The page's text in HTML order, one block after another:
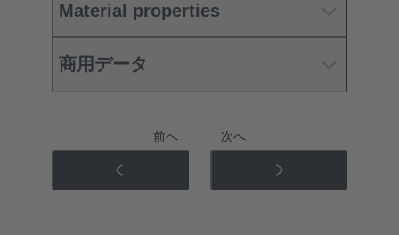
Material properties
商用データ
前へ 次へ